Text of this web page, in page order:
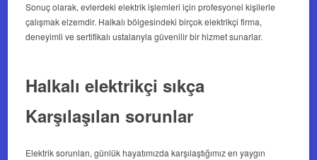
Sonuç olarak, evlerdeki elektrik işlemleri için profesyonel kişilerle
çalışmak elzemdir. Halkalı bölgesindeki birçok elektrikçi firma,
deneyimli ve sertifikalı ustalarıyla güvenilir bir hizmet sunarlar.
Halkalı elektrikçi sıkça
Karşılaşılan sorunlar
Elektrik sorunları, günlük hayatımızda karşılaştığımız en yaygın